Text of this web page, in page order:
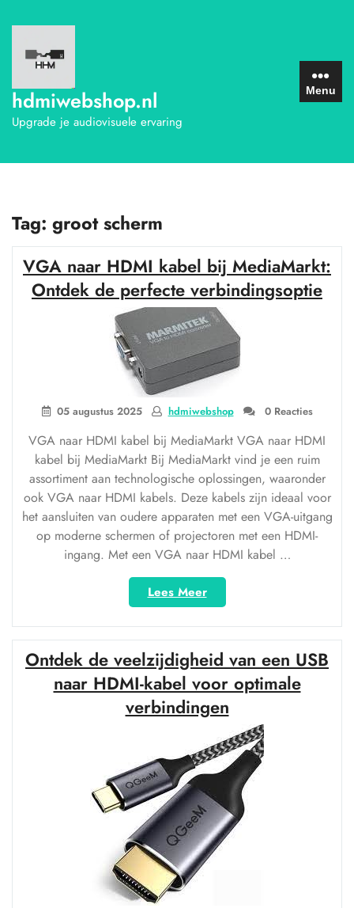
naar
inhoud
hdmiwebshop.nl
Upgrade je audiovisuele ervaring
Menu
Tag: groot scherm
VGA naar HDMI kabel bij MediaMarkt:
Ontdek de perfecte verbindingsoptie
05 augustus 2025 hdmiwebshop 0 Reacties
VGA naar HDMI kabel bij MediaMarkt VGA naar HDMI
kabel bij MediaMarkt Bij MediaMarkt vind je een ruim
assortiment aan technologische oplossingen, waaronder
ook VGA naar HDMI kabels. Deze kabels zijn ideaal voor
het aansluiten van oudere apparaten met een VGA-uitgang
op moderne schermen of projectoren met een HDMI-
ingang. Met een VGA naar HDMI kabel …
Lees Meer“VGA
naar
HDMI
kabel
bij
MediaMarkt:
Ontdek
de
perfecte
verbindingsoptie”
Ontdek de veelzijdigheid van een USB
naar HDMI-kabel voor optimale
verbindingen